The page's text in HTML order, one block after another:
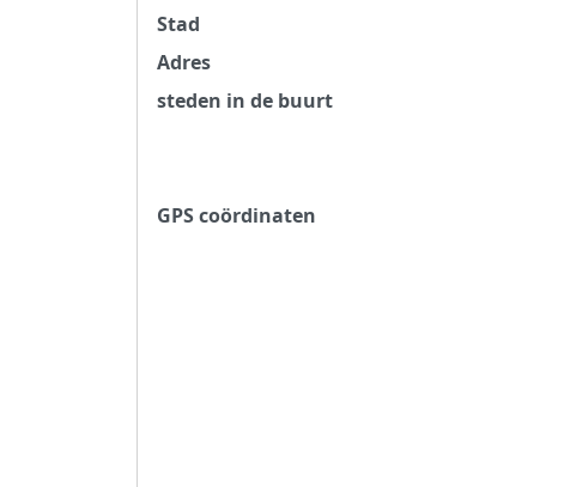
Stad
Adres
steden in de buurt
GPS coördinaten